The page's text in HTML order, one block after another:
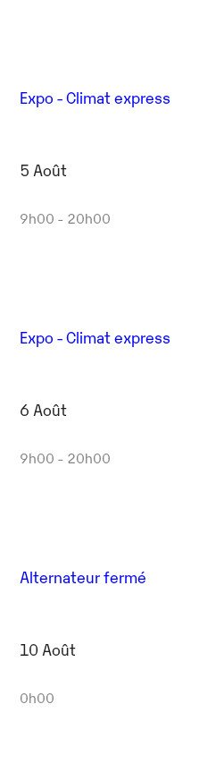
Expo - Climat express
5 Août
9h00 - 20h00
Expo - Climat express
6 Août
9h00 - 20h00
Alternateur fermé
10 Août
0h00